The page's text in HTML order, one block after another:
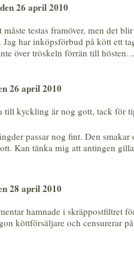
26 april 2010
testas framöver, men det
har inköpsförbud på kött ett
över tröskeln förrän till
26 april 2010
till kyckling är nog gott, tack för
passar nog fint. Den
Kan tänka mig att antingen
28 april 2010
hamnade i skräppostfiltret
köttförsäljare och censurerar